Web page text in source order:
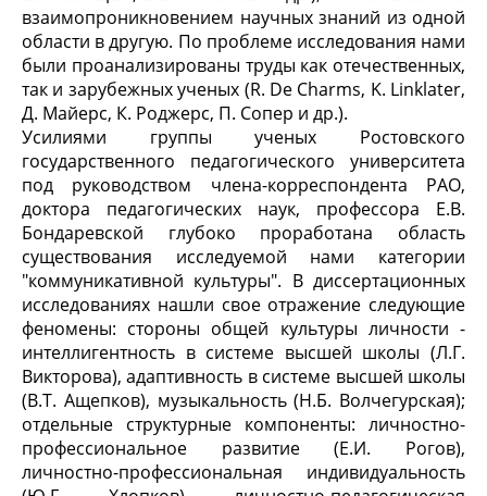
взаимопроникновением научных знаний из одной
области в другую. По проблеме исследования нами
были проанализированы труды как отечественных,
так и зарубежных ученых (R. De Charms, K. Linklater,
Д. Майерс, К. Роджерс, П. Сопер и др.).
Усилиями группы ученых Ростовского
государственного педагогического университета
под руководством члена-корреспондента РАО,
доктора педагогических наук, профессора Е.В.
Бондаревской глубоко проработана область
существования исследуемой нами категории
"коммуникативной культуры". В диссертационных
исследованиях нашли свое отражение следующие
феномены: стороны общей культуры личности -
интеллигентность в системе высшей школы (Л.Г.
Викторова), адаптивность в системе высшей школы
(В.Т. Ащепков), музыкальность (Н.Б. Волчегурская);
отдельные структурные компоненты: личностно-
профессиональное развитие (Е.И. Рогов),
личностно-профессиональная индивидуальность